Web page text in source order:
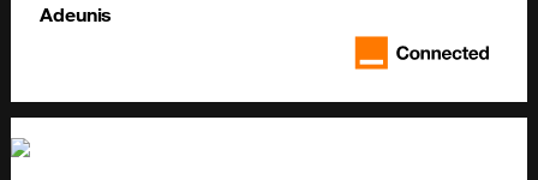
Adeunis